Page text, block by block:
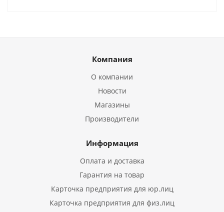
Компания
О компании
Новости
Магазины
Производители
Информация
Оплата и доставка
Гарантия на товар
Карточка предприятия для юр.лиц
Карточка предприятия для физ.лиц